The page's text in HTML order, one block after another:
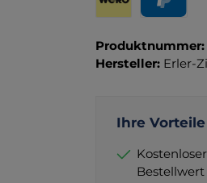
Produktnummer:
Hersteller: Erler-
Ihre
Bestellwert